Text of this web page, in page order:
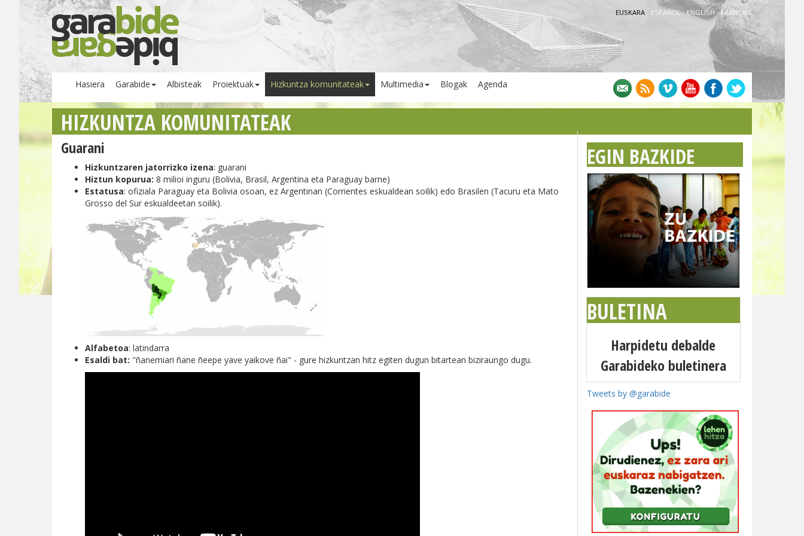
EUSKARA · ESPAÑOL· ENGLISH · FRANÇAIS
Hasiera Garabide Albisteak Proiektuak Hizkuntza komunitateak Multimedia Blogak Agenda
HIZKUNTZA KOMUNITATEAK
Guarani
Hizkuntzaren jatorrizko izena: guarani
Hiztun kopurua: 8 milioi inguru (Bolivia, Brasil, Argentina eta Paraguay barne)
Estatusa: ofiziala Paraguay eta Bolivia osoan, ez Argentinan (Corrientes eskualdean soilik) edo Brasilen (Tacuru eta Mato
Grosso del Sur eskualdeetan soilik).
Alfabetoa: latindarra
Esaldi bat: "ñanemiari ñane ñeepe yave yaikove ñai" - gure hizkuntzan hitz egiten dugun bitartean biziraungo dugu.
EGIN BAZKIDE
BULETINA
Harpidetu debalde
Garabideko buletinera
Tweets by @garabide